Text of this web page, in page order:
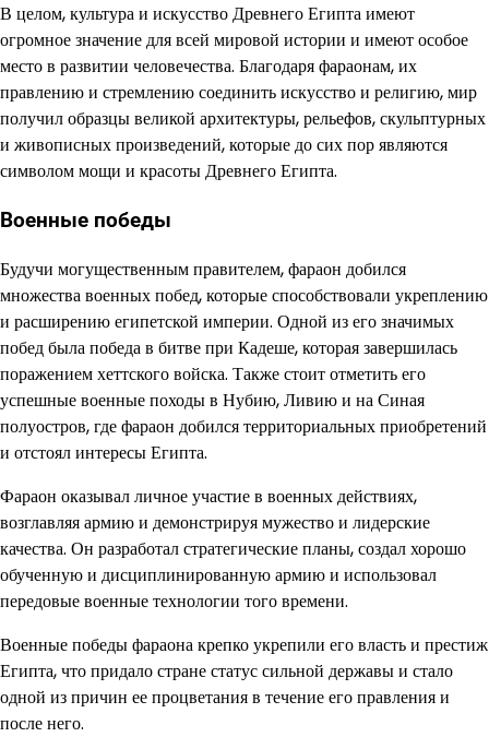
В целом, культура и искусство Древнего Египта имеют
огромное значение для всей мировой истории и имеют особое
место в развитии человечества. Благодаря фараонам, их
правлению и стремлению соединить искусство и религию, мир
получил образцы великой архитектуры, рельефов, скульптурных
и живописных произведений, которые до сих пор являются
символом мощи и красоты Древнего Египта.
Военные победы
Будучи могущественным правителем, фараон добился
множества военных побед, которые способствовали укреплению
и расширению египетской империи. Одной из его значимых
побед была победа в битве при Кадеше, которая завершилась
поражением хеттского войска. Также стоит отметить его
успешные военные походы в Нубию, Ливию и на Синая
полуостров, где фараон добился территориальных приобретений
и отстоял интересы Египта.
Фараон оказывал личное участие в военных действиях,
возглавляя армию и демонстрируя мужество и лидерские
качества. Он разработал стратегические планы, создал хорошо
обученную и дисциплинированную армию и использовал
передовые военные технологии того времени.
Военные победы фараона крепко укрепили его власть и престиж
Египта, что придало стране статус сильной державы и стало
одной из причин ее процветания в течение его правления и
после него.